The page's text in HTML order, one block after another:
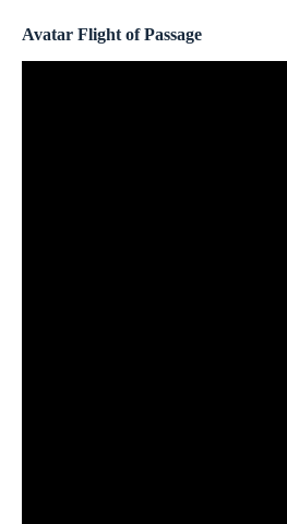
Avatar Flight of Passage